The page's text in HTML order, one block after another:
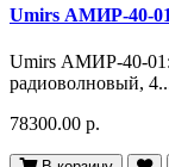
Umirs АМИР-40-01
Umirs АМИР-40-01:
радиоволновый,
78300.00 р.